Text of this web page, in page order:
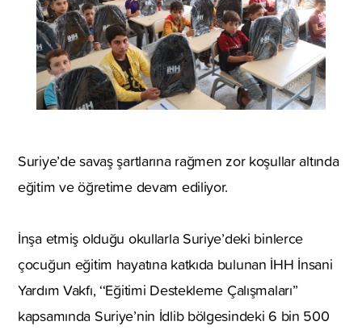
Suriye’de savaş şartlarına rağmen zor koşullar altında
eğitim ve öğretime devam ediliyor.
İnşa etmiş olduğu okullarla Suriye’deki binlerce
çocuğun eğitim hayatına katkıda bulunan İHH İnsani
Yardım Vakfı, ‘‘Eğitimi Destekleme Çalışmaları’’
kapsamında Suriye’nin İdlib bölgesindeki 6 bin 500